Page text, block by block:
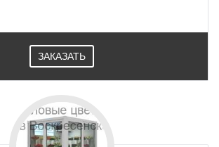
ЗАКАЗАТЬ